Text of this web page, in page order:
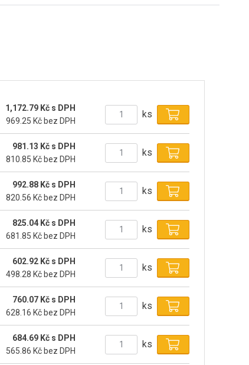
1,172.79 Kč s DPH
969.25 Kč bez DPH
ks
981.13 Kč s DPH
810.85 Kč bez DPH
ks
992.88 Kč s DPH
820.56 Kč bez DPH
ks
825.04 Kč s DPH
681.85 Kč bez DPH
ks
602.92 Kč s DPH
498.28 Kč bez DPH
ks
760.07 Kč s DPH
628.16 Kč bez DPH
ks
684.69 Kč s DPH
565.86 Kč bez DPH
ks